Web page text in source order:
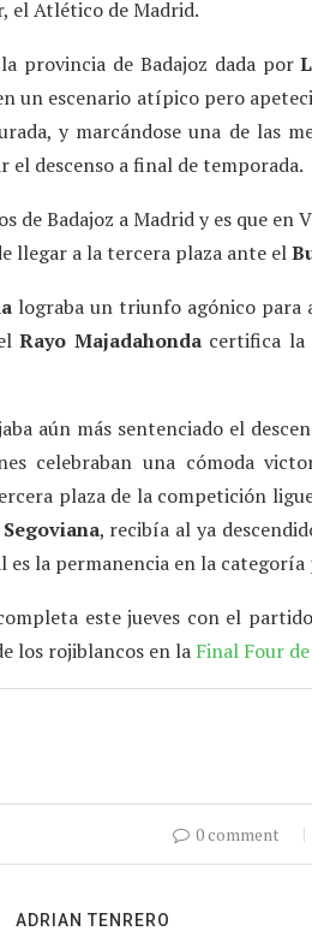
el Atlético de Madrid.
provincia de Badajoz dada por
un escenario atípico pero
y marcándose una de las
el descenso a final de temporada.
de Badajoz a Madrid y es que en
llegar a la tercera plaza ante el
lograba un triunfo agónico para
Rayo Majadahondacertifica la
aún más sentenciado el
celebraban una cómoda
plaza de la competición
, recibía al ya
es la permanencia en la
este jueves con el
los rojiblancos en la Final Four
0 comment
ADRIAN TENRERO